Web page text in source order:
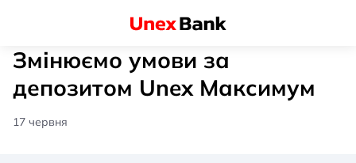
Змінюємо умови за
депозитом Unex Максимум
17 червня